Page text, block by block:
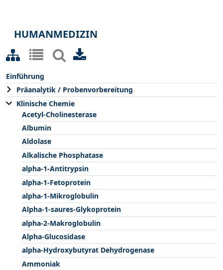
HUMANMEDIZIN
Einführung
Präanalytik / Probenvorbereitung
Klinische Chemie
Acetyl-Cholinesterase
Albumin
Aldolase
Alkalische Phosphatase
alpha-1-Antitrypsin
alpha-1-Fetoprotein
alpha-1-Mikroglobulin
Alpha-1-saures-Glykoprotein
alpha-2-Makroglobulin
Alpha-Glucosidase
alpha-Hydroxybutyrat Dehydrogenase
Ammoniak